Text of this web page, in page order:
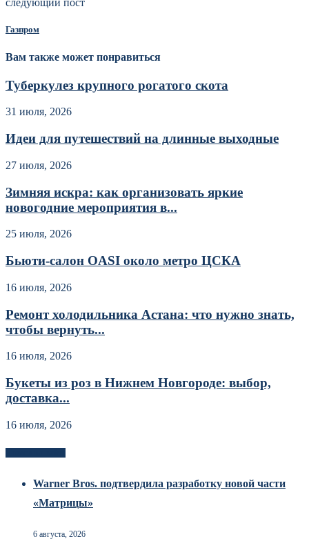
следующий пост
Газпром
Вам также может понравиться
Туберкулез крупного рогатого скота
31 июля, 2026
Идеи для путешествий на длинные выходные
27 июля, 2026
Зимняя искра: как организовать яркие
новогодние мероприятия в...
25 июля, 2026
Бьюти-салон OASI около метро ЦСКА
16 июля, 2026
Ремонт холодильника Астана: что нужно знать,
чтобы вернуть...
16 июля, 2026
Букеты из роз в Нижнем Новгороде: выбор,
доставка...
16 июля, 2026
Warner Bros. подтвердила разработку новой части
«Матрицы»
6 августа, 2026